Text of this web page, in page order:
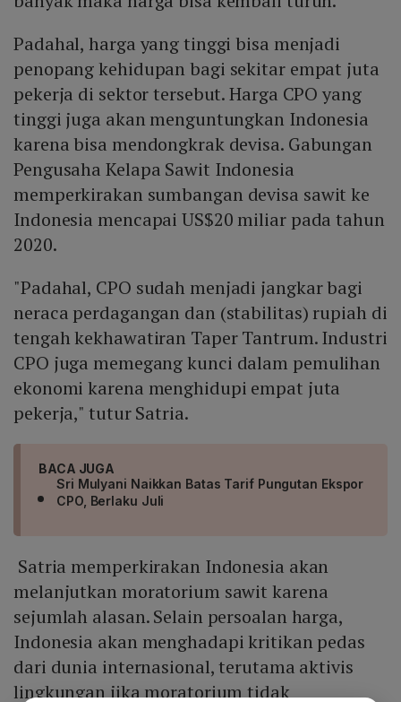
Padahal, harga yang tinggi bisa menjadi
penopang kehidupan bagi sekitar empat juta
pekerja di sektor tersebut. Harga CPO yang
tinggi juga akan menguntungkan Indonesia
karena bisa mendongkrak devisa. Gabungan
Pengusaha Kelapa Sawit Indonesia
memperkirakan sumbangan devisa sawit ke
Indonesia mencapai US$20 miliar pada tahun
2020.
"Padahal, CPO sudah menjadi jangkar bagi
neraca perdagangan dan (stabilitas) rupiah di
tengah kekhawatiran Taper Tantrum. Industri
CPO juga memegang kunci dalam pemulihan
ekonomi karena menghidupi empat juta
pekerja," tutur Satria.
BACA JUGA
Sri Mulyani Naikkan Batas Tarif Pungutan Ekspor
CPO, Berlaku Juli
Satria memperkirakan Indonesia akan
melanjutkan moratorium sawit karena
sejumlah alasan. Selain persoalan harga,
Indonesia akan menghadapi kritikan pedas
dari dunia internasional, terutama aktivis
lingkungan jika moratorium tidak